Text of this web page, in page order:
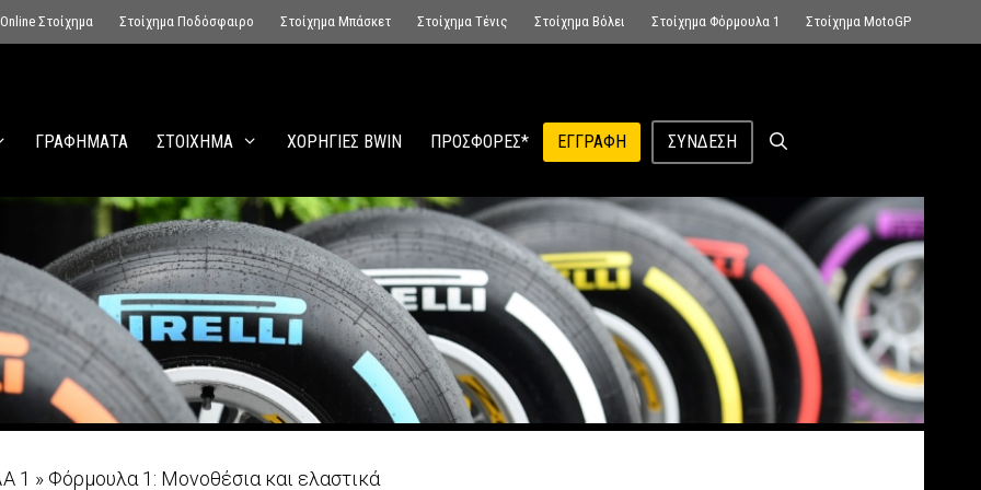
Online Στοίχημα Στοίχημα Ποδόσφαιρο Στοίχημα Μπάσκετ Στοίχημα Τένις Στοίχημα Βόλει Στοίχημα Φόρμουλα 1 Στοίχημα MotoGP
ΓΡΑΦΗΜΑΤΑ ΣΤΟΙΧΗΜΑ ΧΟΡΗΓΙΕΣ BWIN ΠΡΟΣΦΟΡΕΣ* ΕΓΓΡΑΦΉ ΣΎΝΔΕΣΗ
1 » Φόρμουλα 1: Μονοθέσια και ελαστικά